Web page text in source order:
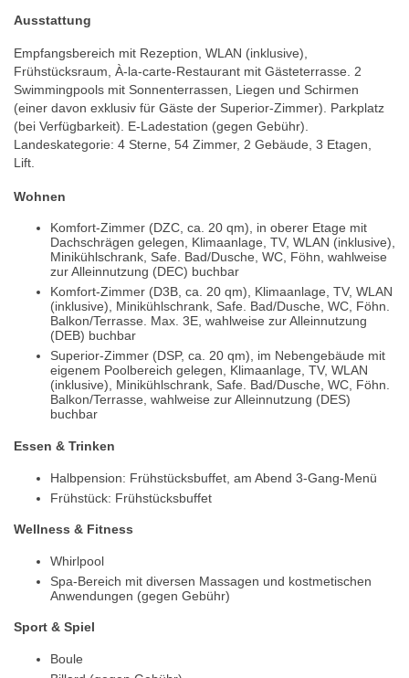
Ausstattung
Empfangsbereich mit Rezeption, WLAN (inklusive),
Frühstücksraum, À-la-carte-Restaurant mit Gästeterrasse. 2
Swimmingpools mit Sonnenterrassen, Liegen und Schirmen
(einer davon exklusiv für Gäste der Superior-Zimmer). Parkplatz
(bei Verfügbarkeit). E-Ladestation (gegen Gebühr).
Landeskategorie: 4 Sterne, 54 Zimmer, 2 Gebäude, 3 Etagen,
Lift.
Wohnen
Komfort-Zimmer (DZC, ca. 20 qm), in oberer Etage mit
Dachschrägen gelegen, Klimaanlage, TV, WLAN (inklusive),
Minikühlschrank, Safe. Bad/Dusche, WC, Föhn, wahlweise
zur Alleinnutzung (DEC) buchbar
Komfort-Zimmer (D3B, ca. 20 qm), Klimaanlage, TV, WLAN
(inklusive), Minikühlschrank, Safe. Bad/Dusche, WC, Föhn.
Balkon/Terrasse. Max. 3E, wahlweise zur Alleinnutzung
(DEB) buchbar
Superior-Zimmer (DSP, ca. 20 qm), im Nebengebäude mit
eigenem Poolbereich gelegen, Klimaanlage, TV, WLAN
(inklusive), Minikühlschrank, Safe. Bad/Dusche, WC, Föhn.
Balkon/Terrasse, wahlweise zur Alleinnutzung (DES)
buchbar
Essen & Trinken
Halbpension: Frühstücksbuffet, am Abend 3-Gang-Menü
Frühstück: Frühstücksbuffet
Wellness & Fitness
Whirlpool
Spa-Bereich mit diversen Massagen und kostmetischen
Anwendungen (gegen Gebühr)
Sport & Spiel
Boule